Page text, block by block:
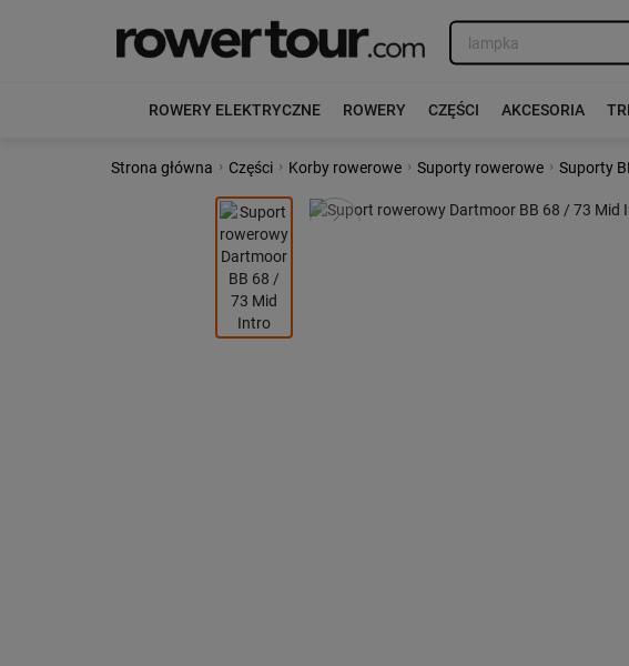
ROWERY ELEKTRYCZNE ROWERY CZĘŚCI AKCESORIA
Strona główna › Części › Korby rowerowe › Suporty rowerowe › Suporty
Poprzedni